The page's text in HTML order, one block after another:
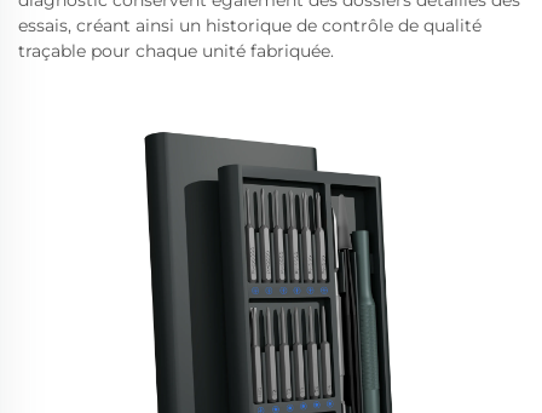
essais, créant ainsi un historique de contrôle de qualité
traçable pour chaque unité fabriquée.